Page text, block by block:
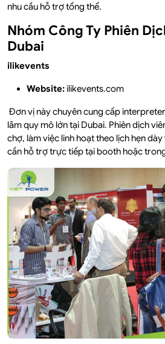
nhu cầu hỗ trợ tổng thể.
Nhóm Công Ty Phiên
Dubai
ilikevents
Website: ilikevents.com
Đơn vị này chuyên cung cấp
lãm quy mô lớn tại Dubai. Phiên dịch
chợ, làm việc linh hoạt theo lịch hẹn
cần hỗ trợ trực tiếp tại booth hoặc